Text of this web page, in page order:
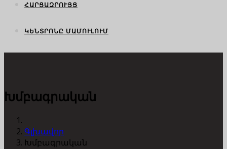
ՀԱՐՑԱԶՐՈՒՅՑ
ԿԵՆՏՐՈՆԸ ՄԱՄՈՒԼՈՒՄ
Խմբագրական
Գլխավոր
Խմբագրական